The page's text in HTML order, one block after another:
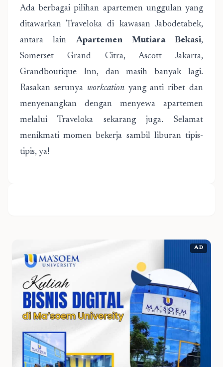
Ada berbagai pilihan apartemen unggulan yang
ditawarkan Traveloka di kawasan Jabodetabek,
antara lainApartemen Mutiara Bekasi,
Somerset Grand Citra, Ascott Jakarta,
Grandboutique Inn, dan masih banyak lagi.
Rasakan serunya workcation yang anti ribet dan
menyenangkan dengan menyewa apartemen
melalui Traveloka sekarang juga. Selamat
menikmati momen bekerja sambil liburan tipis-
tipis, ya!
AD